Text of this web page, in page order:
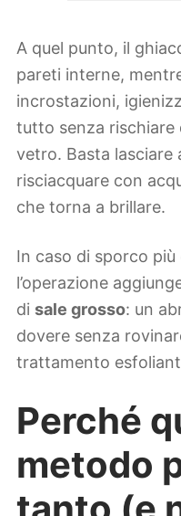
A quel punto, il
pareti interne,
incrostazioni,
tutto senza rischiare
vetro. Basta lasciare
risciacquare con
che torna a brillare.
In caso di sporco
l’operazione
di sale grosso: un
dovere senza
trattamento
Perché
metodo